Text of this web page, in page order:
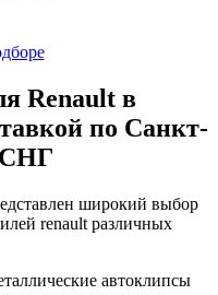
Renault в
по Санкт-
СНГ
широкий выбор
renault различных
автоклипсы